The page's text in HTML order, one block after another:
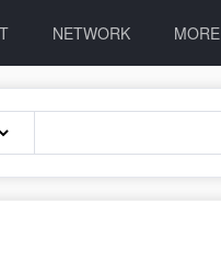
NETWORK MORE